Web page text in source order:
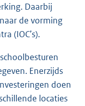
Daarbij
de vorming
(IOC’s).
Enerzijds
doen
locaties